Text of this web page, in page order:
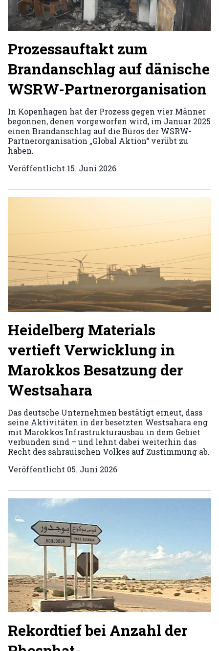
Prozessauftakt zum
Brandanschlag auf dänische
WSRW-Partnerorganisation
In Kopenhagen hat der Prozess gegen vier Männer
begonnen, denen vorgeworfen wird, im Januar 2025
einen Brandanschlag auf die Büros der WSRW-
Partnerorganisation „Global Aktion“ verübt zu
haben.
Veröffentlicht 15. Juni 2026
Heidelberg Materials
vertieft Verwicklung in
Marokkos Besatzung der
Westsahara
Das deutsche Unternehmen bestätigt erneut, dass
seine Aktivitäten in der besetzten Westsahara eng
mit Marokkos Infrastrukturausbau in dem Gebiet
verbunden sind – und lehnt dabei weiterhin das
Recht des sahrauischen Volkes auf Zustimmung ab.
Veröffentlicht 05. Juni 2026
Rekordtief bei Anzahl der